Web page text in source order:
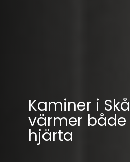
Kaminer i
värmer
hjärta